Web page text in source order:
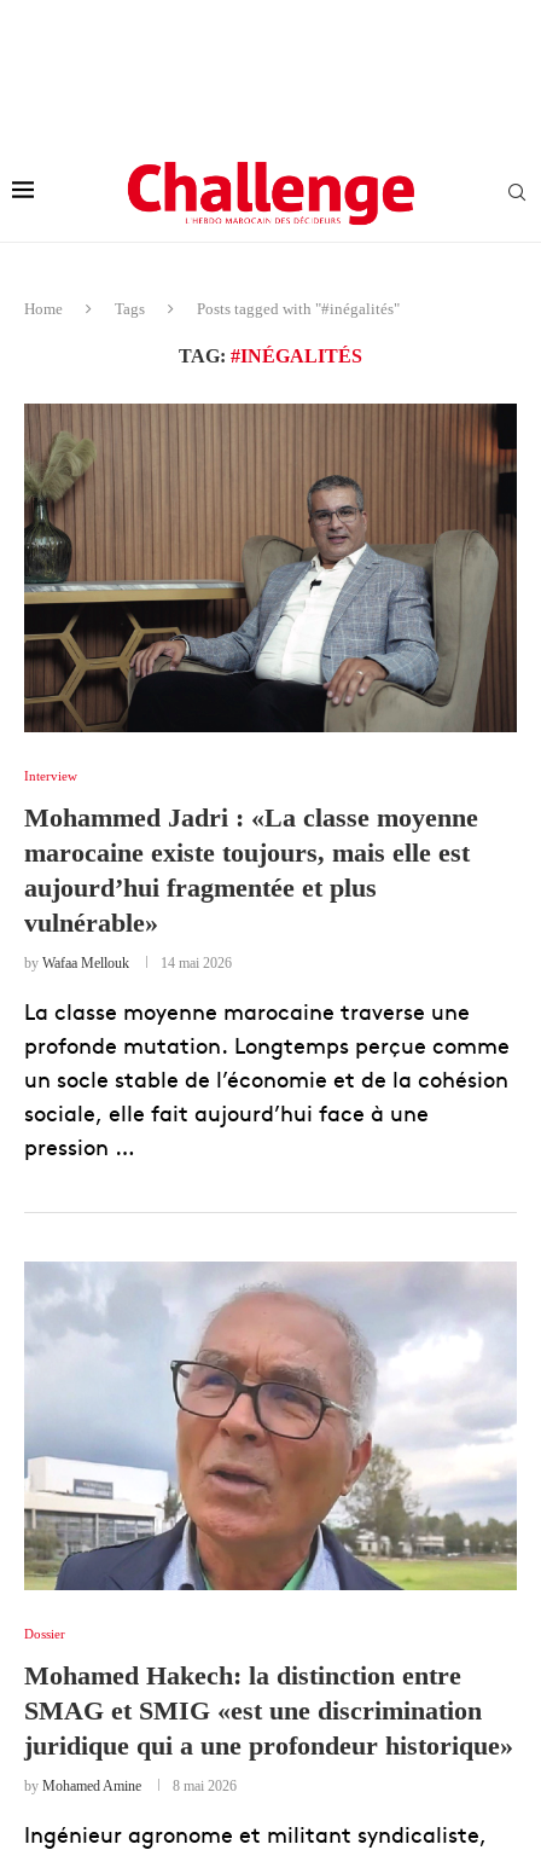
Home Tags Posts tagged with "#inégalités"
TAG: #INÉGALITÉS
Interview
Mohammed Jadri : «La classe moyenne
marocaine existe toujours, mais elle est
aujourd’hui fragmentée et plus
vulnérable»
by Wafaa Mellouk 14 mai 2026
La classe moyenne marocaine traverse une
profonde mutation. Longtemps perçue comme
un socle stable de l’économie et de la cohésion
sociale, elle fait aujourd’hui face à une
pression …
Dossier
Mohamed Hakech: la distinction entre
SMAG et SMIG «est une discrimination
juridique qui a une profondeur historique»
by Mohamed Amine 8 mai 2026
Ingénieur agronome et militant syndicaliste,